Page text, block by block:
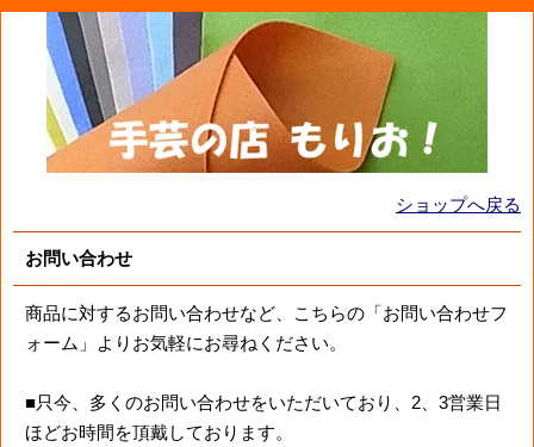
ショップへ戻る
お問い合わせ
商品に対するお問い合わせなど、こちらの「お問い合わせフ
ォーム」よりお気軽にお尋ねください。
■只今、多くのお問い合わせをいただいており、2、3営業日
ほどお時間を頂戴しております。